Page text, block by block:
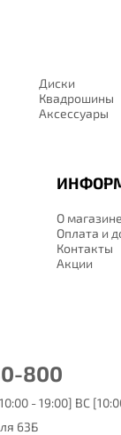
Диски
Квадрошины
Аксессуары
О магазине
Оплата и
Контакты
Акции
800
- 19:00] ВС
63Б